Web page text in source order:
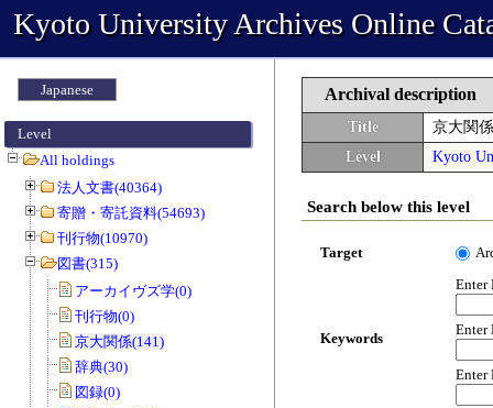
Kyoto University Archives Online
Japanese
Level
All holdings
法人文書(40364)
寄贈・寄託資料(54693)
刊行物(10970)
図書(315)
アーカイヴズ学(0)
刊行物(0)
京大関係(141)
辞典(30)
図録(0)
Archival description
Title
京大関係
Level
Kyoto
Search below this level
Target
Keywords
Enter
Enter
Enter